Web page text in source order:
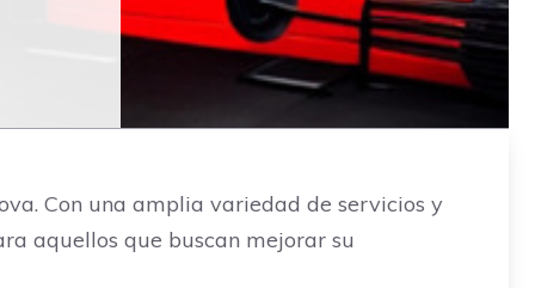
Con una amplia variedad de servicios y
aquellos que buscan mejorar su